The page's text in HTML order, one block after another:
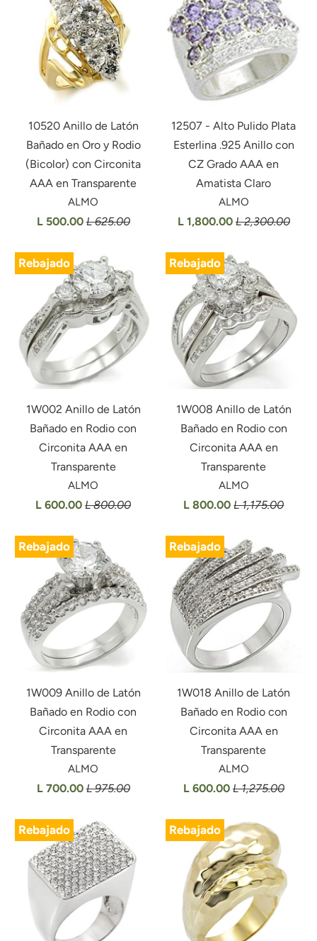
10520 Anillo de Latón
Bañado en Oro y Rodio
(Bicolor) con Circonita
AAA en Transparente
ALMO
L 500.00L 625.00
12507 - Alto Pulido Plata
Esterlina .925 Anillo con
CZ Grado AAA en
Amatista Claro
ALMO
L 1,800.00 L 2,300.00
Rebajado
1W002 Anillo de Latón
Bañado en Rodio con
Circonita AAA en
Transparente
ALMO
L 600.00L 800.00
Rebajado
1W008 Anillo de Latón
Bañado en Rodio con
Circonita AAA en
Transparente
ALMO
L 800.00L 1,175.00
Rebajado
1W009 Anillo de Latón
Bañado en Rodio con
Circonita AAA en
Transparente
ALMO
L 700.00L 975.00
Rebajado
1W018 Anillo de Latón
Bañado en Rodio con
Circonita AAA en
Transparente
ALMO
L 600.00 L 1,275.00
Rebajado Rebajado